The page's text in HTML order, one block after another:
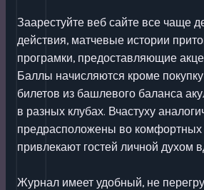
Заарестуйте веб сайте все чаще
действия, матчевые истории
програмки, предоставляющие
Баллы начисляются кроме
билетов из башлевого баланса
в разных клубах. Вчастуху
предрасположены во комфортных
привлекают гостей личной духом
Журнал имеет удобный, не